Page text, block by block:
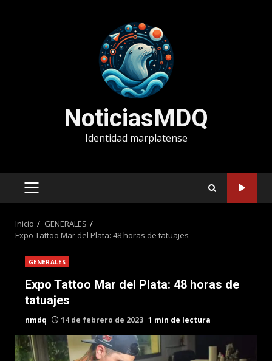
NoticiasMDQ
Identidad marplatense
MENÚ
Inicio
GENERALES
Expo Tattoo Mar del Plata: 48 horas de tatuajes
GENERALES
Expo Tattoo Mar del Plata: 48 horas de
tatuajes
nmdq 14 de febrero de 2023 1 min de lectura